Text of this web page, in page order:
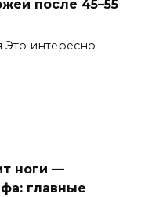
после 45–55
Это интересно
ноги —
главные